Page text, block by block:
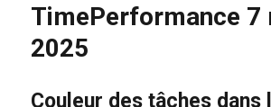
2025
TimePerformance 7
2025
Couleur des tâches dans